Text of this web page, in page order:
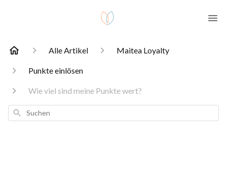
Alle Artikel Maitea Loyalty
Punkte einlösen
Wie viel sind meine Punkte wert?
Suchen